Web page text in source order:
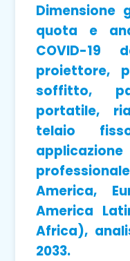
Dimensione
quota e
COVID-19
proiettore,
soffitto,
portatile,
telaio
America,
America
Africa),
2033.